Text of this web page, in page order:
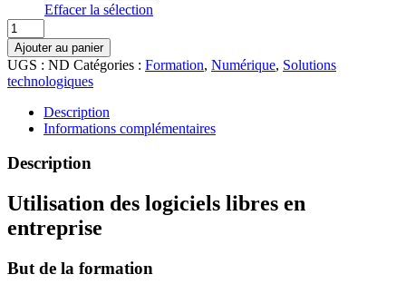
Effacer la sélection
quantité
de
Utilisation
des
logiciels
libres
entreprise
Ajouter au panier
UGS : ND Catégories : Formation, Numérique, Solutions
technologiques
Description
Informations complémentaires
Description
Utilisation des logiciels libres en
entreprise
But de la formation